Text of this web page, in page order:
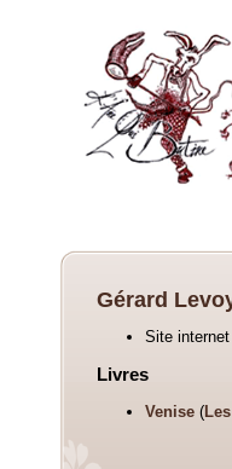
Gérard
Site internet
Livres
Venise (